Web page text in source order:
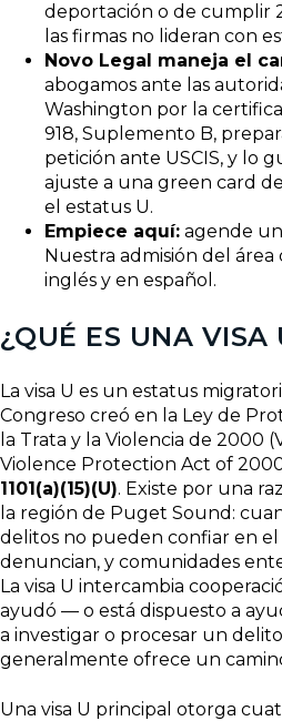
deportación o de cumplir
las firmas no lideran con
Novo Legal maneja el
abogamos ante las
Washington por la
918, Suplemento B,
petición ante USCIS, y lo
ajuste a una green card
el estatus U.
Empiece aquí: agende
Nuestra admisión del
inglés y en español.
¿QUÉ ES UNA VISA
La visa U es un estatus
Congreso creó en la Ley de
la Trata y la Violencia de 2000
Violence Protection Act of
1101(a)(15)(U). Existe por una
la región de Puget Sound:
delitos no pueden confiar en el
denuncian, y comunidades
La visa U intercambia
ayudó — o está dispuesto a
a investigar o procesar un
generalmente ofrece un
Una visa U principal otorga